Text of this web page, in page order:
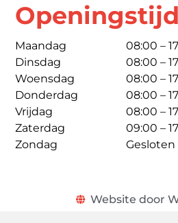
Maandag
Dinsdag
Woensdag
Donderdag
Vrijdag
Zaterdag
Zondag
08:00 –
08:00 –
08:00 –
08:00 –
08:00 –
09:00 –
Gesloten
Website door